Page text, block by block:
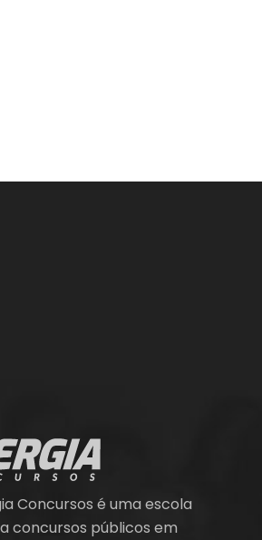
Concursos é uma escola
concursos públicos em